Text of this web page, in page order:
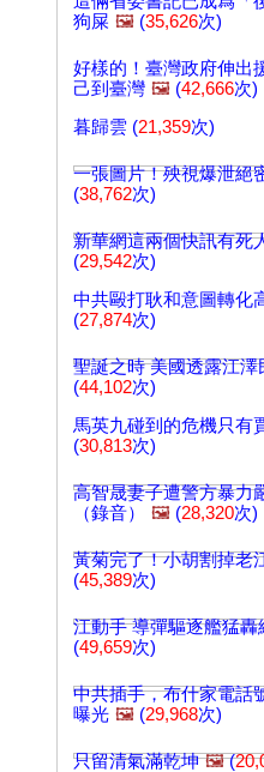
狗屎 🖼️ (35,626次)
好樣的！臺灣政府伸出
己到臺灣 🖼️ (42,666次)
暮歸雲 (21,359次)
一張圖片！殃視爆泄絕
(38,762次)
新華網這兩個快訊有死
(29,542次)
中共毆打耿和意圖轉化
(27,874次)
聖誕之時 美國透露江澤
(44,102次)
馬英九碰到的危機只有
(30,813次)
高智晟妻子遭警方暴力
（錄音）
🖼️ (28,320次)
黃菊完了！小胡割掉老
(45,389次)
江動手 導彈驅逐艦猛轟
(49,659次)
中共插手，布什家電話
曝光 🖼️ (29,968次)
只留清氣滿乾坤 🖼️(